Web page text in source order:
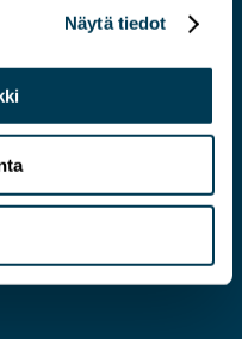
Näytä tiedot